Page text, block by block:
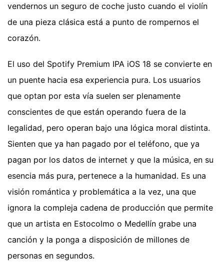
vendernos un seguro de coche justo cuando el violín
de una pieza clásica está a punto de rompernos el
corazón.
El uso del Spotify Premium IPA iOS 18 se convierte en
un puente hacia esa experiencia pura. Los usuarios
que optan por esta vía suelen ser plenamente
conscientes de que están operando fuera de la
legalidad, pero operan bajo una lógica moral distinta.
Sienten que ya han pagado por el teléfono, que ya
pagan por los datos de internet y que la música, en su
esencia más pura, pertenece a la humanidad. Es una
visión romántica y problemática a la vez, una que
ignora la compleja cadena de producción que permite
que un artista en Estocolmo o Medellín grabe una
canción y la ponga a disposición de millones de
personas en segundos.